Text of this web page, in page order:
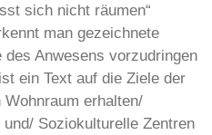
sich nicht räumen“
man gezeichnete
Anwesens vorzudringen
ein Text auf die Ziele der
Wohnraum erhalten/
Soziokulturelle Zentren